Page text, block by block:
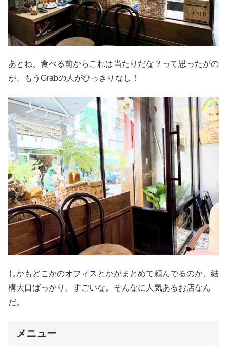
あとね、食べる前からこれは当たりだな？って思ったがの
が、もうGrabの人がひっきりなし！
しかもどこかのオフィスとかがまとめて頼んでるのか、結
構大口ばっかり。すごいな。そんなに人気あるお店なん
だ。
メニュー